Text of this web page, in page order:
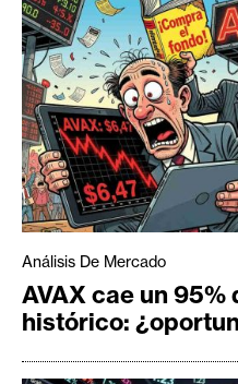
Análisis De Mercado
AVAX cae un
histórico: